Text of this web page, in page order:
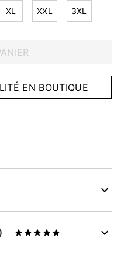
XL XXL 3XL
EN BOUTIQUE